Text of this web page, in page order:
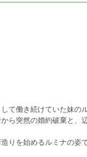
て働き続けていた妹の
ら突然の婚約破棄と、
造りを始めるルミナの